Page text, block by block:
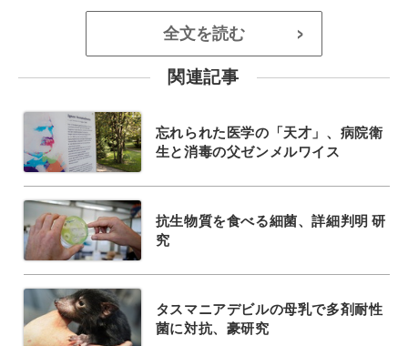
全文を読む >
関連記事
忘れられた医学の「天才」、病院衛
生と消毒の父ゼンメルワイス
抗生物質を食べる細菌、詳細判明 研
究
タスマニアデビルの母乳で多剤耐性
菌に対抗、豪研究